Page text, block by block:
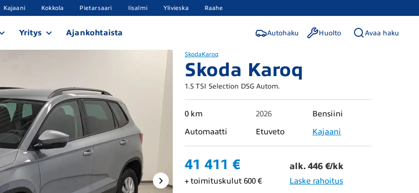
Kajaani Kokkola Pietarsaari Iisalmi Ylivieska Raahe
Yritys Ajankohtaista Autohaku Huolto Avaa haku
SkodaKaroq
Skoda Karoq
1.5 TSI Selection DSG Autom.
0 km 2026
Bensiini
Automaatti
Etuveto Kajaani
41 411 € alk. 446 €/kk
+ toimituskulut 600 € Laske rahoitus